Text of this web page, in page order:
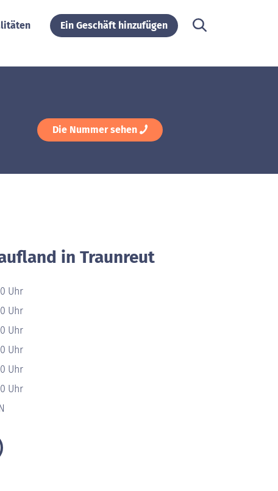
Ein Geschäft hinzufügen
Die Nummer sehen
in Traunreut
Uhr
Uhr
Uhr
Uhr
Uhr
Uhr